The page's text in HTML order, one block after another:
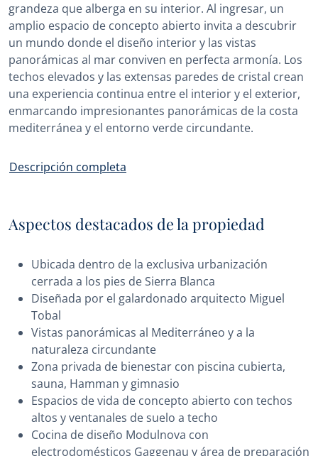
grandeza que alberga en su interior. Al ingresar, un
amplio espacio de concepto abierto invita a descubrir
un mundo donde el diseño interior y las vistas
panorámicas al mar conviven en perfecta armonía. Los
techos elevados y las extensas paredes de cristal crean
una experiencia continua entre el interior y el exterior,
enmarcando impresionantes panorámicas de la costa
mediterránea y el entorno verde circundante.
Descripción completa
Aspectos destacados de la propiedad
Ubicada dentro de la exclusiva urbanización
cerrada a los pies de Sierra Blanca
Diseñada por el galardonado arquitecto Miguel
Tobal
Vistas panorámicas al Mediterráneo y a la
naturaleza circundante
Zona privada de bienestar con piscina cubierta,
sauna, Hamman y gimnasio
Espacios de vida de concepto abierto con techos
altos y ventanales de suelo a techo
Cocina de diseño Modulnova con
electrodomésticos Gaggenau y área de preparación